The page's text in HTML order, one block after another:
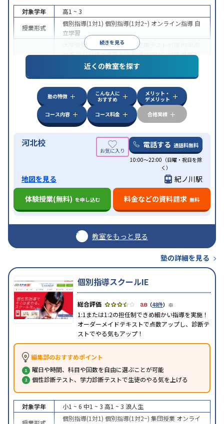
続きを見る
対象学年
高1 ~ 3
授業形式
個別指導(1対1) 個別指導(1対2~) オンライン指導 自
立学習
大学受験 医学部受験 授業・定期テスト対策
対策学習習慣の定着総合型選抜(旧AO)対策推薦入
学校別特化対策 国公立大対策
特徴
授業の振替可能オンライン対応1科目から受講可能
季節講習のみの受講可
近くの教室を探す
塾の特徴
こんな人に
おすすめ
メリット・
デメリット
コース内容
コース料金 合格実績
河北校 電話する 通話料無料
10:00～22:00（日曜・祝日を除
く）
地図を見る
紀ノ川駅
体験授業(無料) を申し込む 料金などの資料請求 無料
教室をもっと見る
塾の詳細を見る
個別指導スクールIE
3.8（48件） ※
1:1または1:2の担任制できめ細かい指導を実施！
オーダーメイドテキストで点数アップし、診断テ
ストでやる気もアップ！
編集部のおすすめポイント
曜日や時間、科目や回数を自由に選ぶことが可能
個性診断テスト、学力診断テストで生徒のやる気を上げる
対象学年 小1 ~ 6 中1 ~ 3 高1 ~ 3 浪人生
個別指導(1対1) 個別指導(1対2~) 集団授業 オンライ